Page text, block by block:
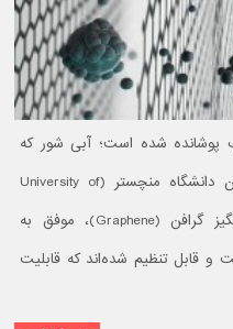
شده است؛ آبی شور که
قابل آشامیدن نیست. اما اخیرا محققان دانشگاه منچستر (University of
Manchester)، به کمک ماده شگفت‌انگیز گرافن (Graphene)، موفق به
و قابل تنظیم شده‌اند که قابلیت